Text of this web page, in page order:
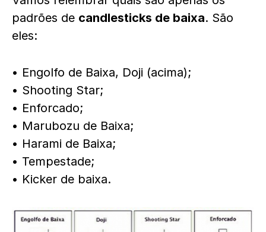
padrões de candlesticks de baixa. São
eles:
• Engolfo de Baixa, Doji (acima);
• Shooting Star;
• Enforcado;
• Marubozu de Baixa;
• Harami de Baixa;
• Tempestade;
• Kicker de baixa.